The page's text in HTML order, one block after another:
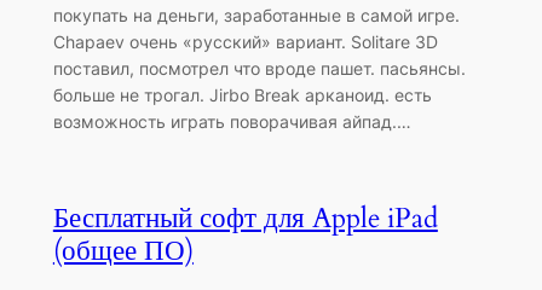
покупать на деньги, заработанные в самой игре.
Chapaev очень «русский» вариант. Solitare 3D
поставил, посмотрел что вроде пашет. пасьянсы.
больше не трогал. Jirbo Break арканоид. есть
возможность играть поворачивая айпад.…
Бесплатный софт для Apple iPad
(общее ПО)